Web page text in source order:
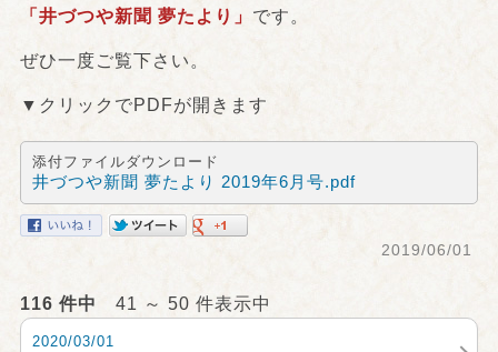
「井づつや新聞 夢たより」 です。
ぜひ一度ご覧下さい。
▼クリックでPDFが開きます
添付ファイルダウンロード
井づつや新聞 夢たより 2019年6月号.pdf
2019/06/01
116 件中 41 ～ 50 件表示中
2020/03/01